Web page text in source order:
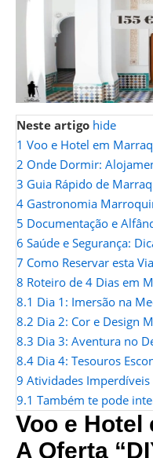
Neste artigo hide
1 Voo e Hotel em
2 Onde Dormir:
3 Guia Rápido de
4 Gastronomia
5 Documentação e
6 Saúde e Segurança:
7 Como Reservar esta
8 Roteiro de 4 Dias em
8.1 Dia 1: Imersão na
8.2 Dia 2: Cor e Design
8.3 Dia 3: Aventura no
8.4 Dia 4: Tesouros
9 Atividades Imperdíveis
9.1 Também te pode
Voo e Hotel
A Oferta